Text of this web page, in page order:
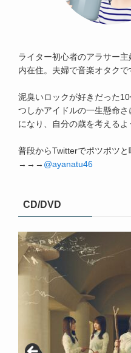
ライター初心者のアラサー
内在住。夫婦で音楽オタクで
泥臭いロックが好きだった
つしかアイドルの一生懸命さ
になり、自分の歳を考えるよ
普段からTwitterでポツポツと
→→→ @ayanatu46
CD/DVD